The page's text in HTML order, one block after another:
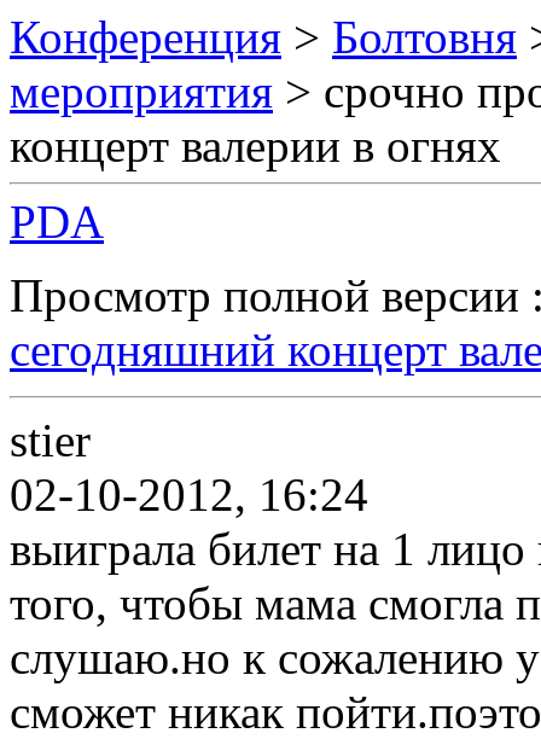
Конференция > Болтовня
мероприятия > срочно
концерт валерии в огнях
PDA
Просмотр полной
сегодняшний концерт
stier
02-10-2012, 16:24
выиграла билет на 1 лицо
того, чтобы мама смогла
слушаю.но к сожалению
сможет никак